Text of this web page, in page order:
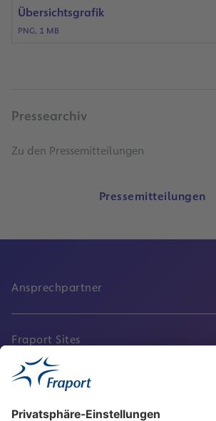
Übersichtsgrafik
PNG, 1 MB
Pressearchiv
Zu den Pressemitteilungen
Pressemitteilungen
Ansprechpartner
Fraport Sites
Aktuell